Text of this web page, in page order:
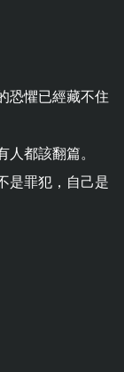
恐懼已經藏不住
都該翻篇。
是罪犯，自己是